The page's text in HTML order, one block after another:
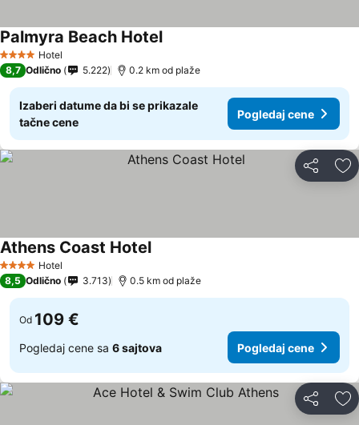
4 ZvezdiceHotel
Palmyra Beach HotelPogledaj cene
8,7 Odlično 5.222 0.2 km od plaže
Izaberi datume da bi se prikazale
tačne cene
Pogledaj cene
Deli
4 ZvezdiceHotel
Athens Coast HotelPogledaj cene
8,5 Odlično 3.713 0.5 km od plaže
Od 109 €
Pogledaj cene sa 6 sajtova Pogledaj cene
Deli